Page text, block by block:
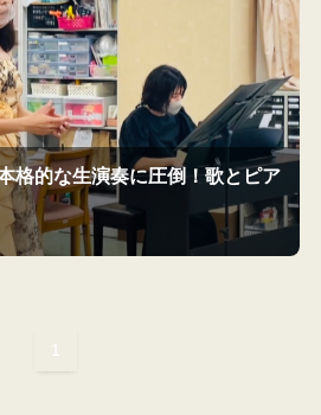
格的な生演奏に圧倒！歌とピア
1